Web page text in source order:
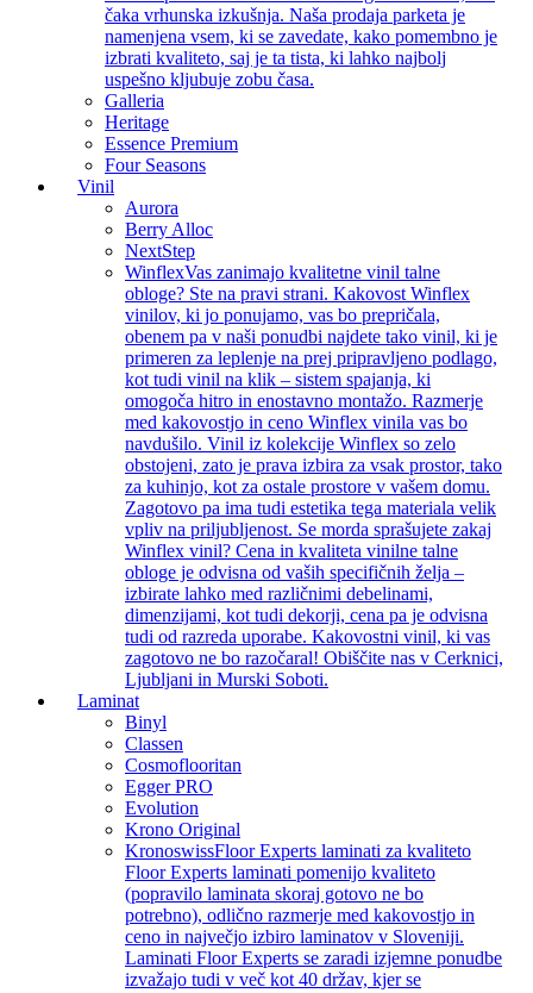
čaka vrhunska izkušnja. Naša prodaja parketa je
namenjena vsem, ki se zavedate, kako pomembno je
izbrati kvaliteto, saj je ta tista, ki lahko najbolj
uspešno kljubuje zobu časa.
Galleria
Heritage
Essence Premium
Four Seasons
Vinil
Aurora
Berry Alloc
NextStep
WinflexVas zanimajo kvalitetne vinil talne
obloge? Ste na pravi strani. Kakovost Winflex
vinilov, ki jo ponujamo, vas bo prepričala,
obenem pa v naši ponudbi najdete tako vinil, ki je
primeren za leplenje na prej pripravljeno podlago,
kot tudi vinil na klik – sistem spajanja, ki
omogoča hitro in enostavno montažo. Razmerje
med kakovostjo in ceno Winflex vinila vas bo
navdušilo. Vinil iz kolekcije Winflex so zelo
obstojeni, zato je prava izbira za vsak prostor, tako
za kuhinjo, kot za ostale prostore v vašem domu.
Zagotovo pa ima tudi estetika tega materiala velik
vpliv na priljubljenost. Se morda sprašujete zakaj
Winflex vinil? Cena in kvaliteta vinilne talne
obloge je odvisna od vaših specifičnih želja –
izbirate lahko med različnimi debelinami,
dimenzijami, kot tudi dekorji, cena pa je odvisna
tudi od razreda uporabe. Kakovostni vinil, ki vas
zagotovo ne bo razočaral! Obiščite nas v Cerknici,
Ljubljani in Murski Soboti.
Laminat
Binyl
Classen
Cosmoflooritan
Egger PRO
Evolution
Krono Original
KronoswissFloor Experts laminati za kvaliteto
Floor Experts laminati pomenijo kvaliteto
(popravilo laminata skoraj gotovo ne bo
potrebno), odlično razmerje med kakovostjo in
ceno in največjo izbiro laminatov v Sloveniji.
Laminati Floor Experts se zaradi izjemne ponudbe
izvažajo tudi v več kot 40 držav, kjer se